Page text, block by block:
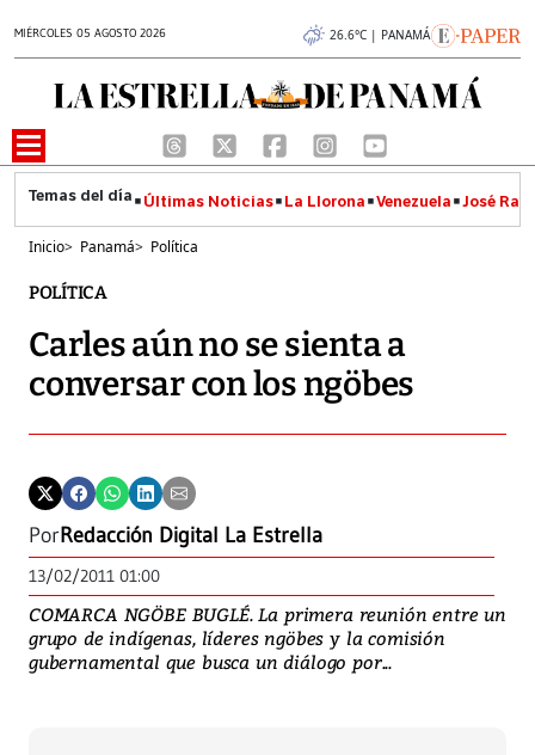
MIÉRCOLES 05 AGOSTO 2026 26.6°C | PANAMÁ
Últimas Noticias La Llorona Venezuela José
Inicio> Panamá> Política
POLÍTICA
Carles aún no se sienta a
conversar con los ngöbes
PorRedacción Digital La Estrella
13/02/2011 01:00
COMARCA NGÖBE BUGLÉ. La primera reunión entre un
grupo de indígenas, líderes ngöbes y la comisión
gubernamental que busca un diálogo por...